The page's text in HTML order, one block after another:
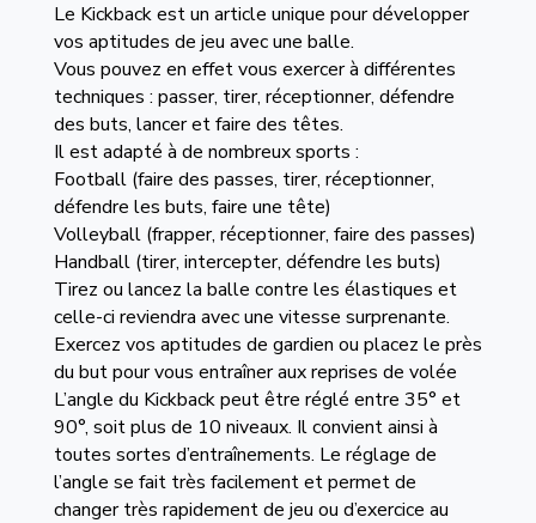
Le Kickback est un article unique pour développer
vos aptitudes de jeu avec une balle.
Vous pouvez en effet vous exercer à différentes
techniques : passer, tirer, réceptionner, défendre
des buts, lancer et faire des têtes.
Il est adapté à de nombreux sports :
Football (faire des passes, tirer, réceptionner,
défendre les buts, faire une tête)
Volleyball (frapper, réceptionner, faire des passes)
Handball (tirer, intercepter, défendre les buts)
Tirez ou lancez la balle contre les élastiques et
celle-ci reviendra avec une vitesse surprenante.
Exercez vos aptitudes de gardien ou placez le près
du but pour vous entraîner aux reprises de volée
L’angle du Kickback peut être réglé entre 35° et
90°, soit plus de 10 niveaux. Il convient ainsi à
toutes sortes d’entraînements. Le réglage de
l’angle se fait très facilement et permet de
changer très rapidement de jeu ou d’exercice au